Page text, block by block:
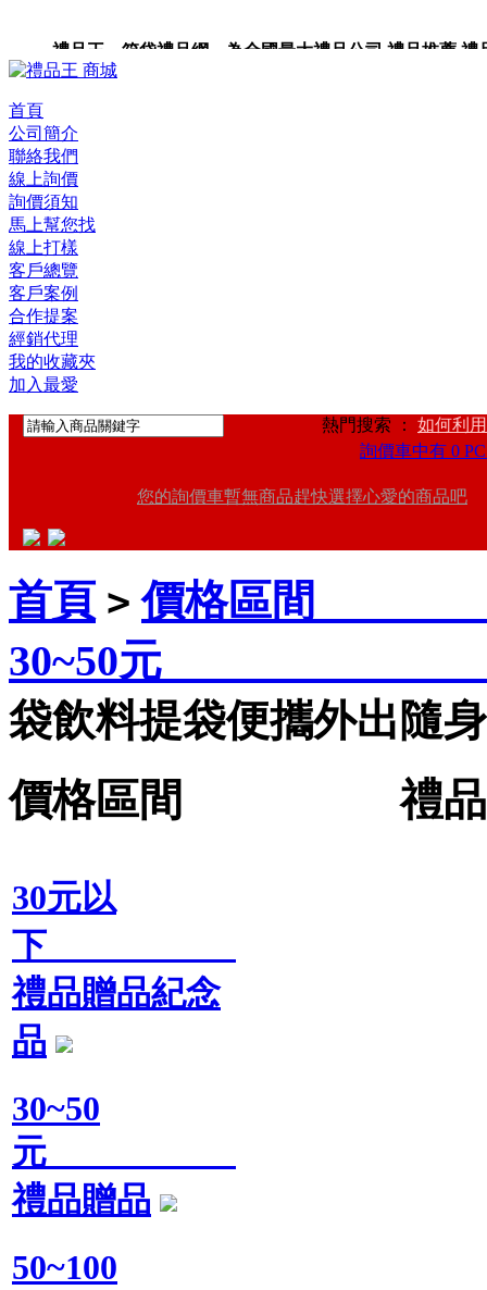
禮品王 箱袋禮品網 為全國最大禮品公司,禮品推薦,禮
卡,企業禮品,禮品小物,高級禮品,禮品網站。
首頁
公司簡介
聯絡我們
線上詢價
詢價須知
馬上幫您找
線上打樣
客戶總覽
客戶案例
合作提案
經銷代理
我的收藏夾
加入最愛
熱門搜索 ： 如何利
詢價車中有 0
您的詢價車暫無商品趕快選擇心愛的商品吧
首頁 > 價格區間 禮
30~50元 禮
袋飲料提袋便攜外出隨
價格區間 禮品王
30元以
下
禮品贈品紀念
品
30~50
元
禮品贈品
50~100